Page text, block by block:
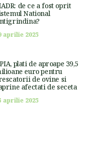
de ce a fost oprit
National
aprilie 2025
plati de aproape 39,5
euro pentru
de ovine si
afectati de seceta
aprilie 2025